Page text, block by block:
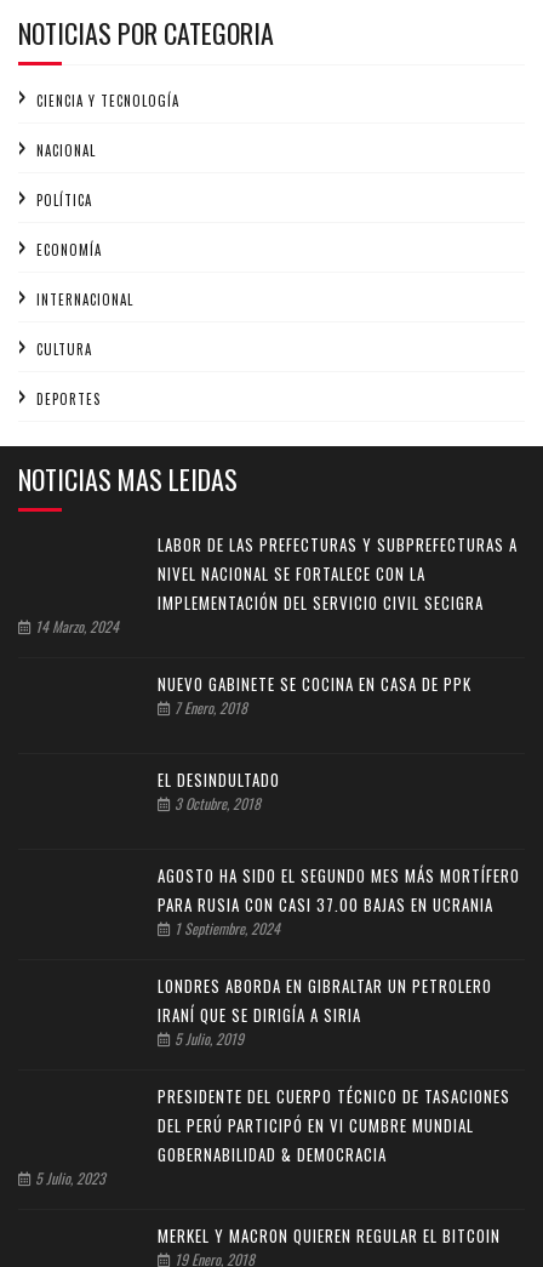
NOTICIAS POR CATEGORIA
CIENCIA Y TECNOLOGÍA
NACIONAL
POLÍTICA
ECONOMÍA
INTERNACIONAL
CULTURA
DEPORTES
NOTICIAS MAS LEIDAS
LABOR DE LAS PREFECTURAS Y SUBPREFECTURAS A
NIVEL NACIONAL SE FORTALECE CON LA
IMPLEMENTACIÓN DEL SERVICIO CIVIL SECIGRA
14 Marzo, 2024
NUEVO GABINETE SE COCINA EN CASA DE PPK
7 Enero, 2018
EL DESINDULTADO
3 Octubre, 2018
AGOSTO HA SIDO EL SEGUNDO MES MÁS MORTÍFERO
PARA RUSIA CON CASI 37.00 BAJAS EN UCRANIA
1 Septiembre, 2024
LONDRES ABORDA EN GIBRALTAR UN PETROLERO
IRANÍ QUE SE DIRIGÍA A SIRIA
5 Julio, 2019
PRESIDENTE DEL CUERPO TÉCNICO DE TASACIONES
DEL PERÚ PARTICIPÓ EN VI CUMBRE MUNDIAL
GOBERNABILIDAD & DEMOCRACIA
5 Julio, 2023
MERKEL Y MACRON QUIEREN REGULAR EL BITCOIN
19 Enero, 2018